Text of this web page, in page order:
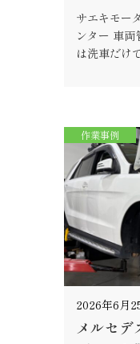
サエキモー
ンター 車
は洗車だけ
作業事例
2026年6月
メルセ